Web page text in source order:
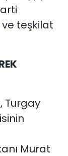
teşkilat
Turgay
Murat